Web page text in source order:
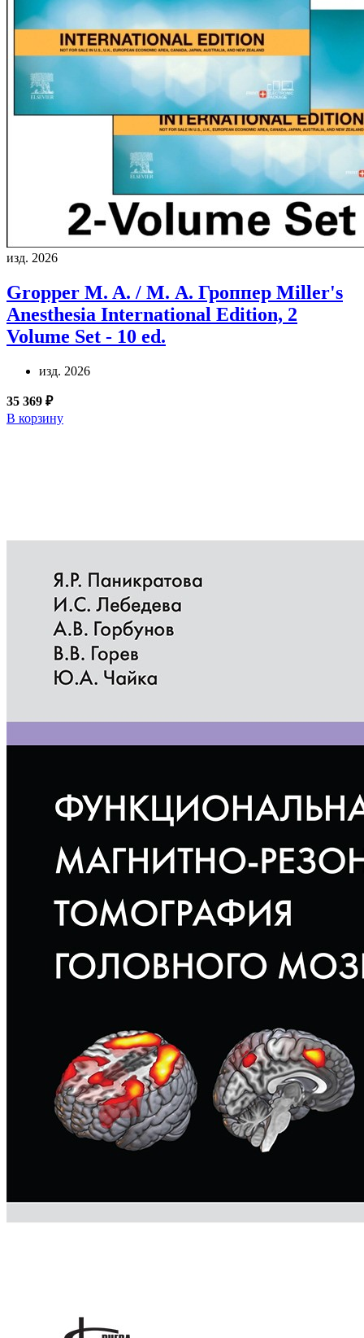
изд. 2026
Gropper M. A. / М. А. Гроппер Miller's
Anesthesia International Edition, 2
Volume Set - 10 ed.
изд. 2026
35 369 ₽
В корзину